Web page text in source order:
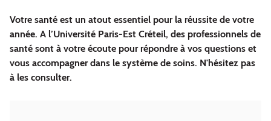
Votre santé est un atout essentiel pour la réussite de votre
année. A l’Université Paris-Est Créteil, des professionnels de
santé sont à votre écoute pour répondre à vos questions et
vous accompagner dans le système de soins. N'hésitez pas
à les consulter.